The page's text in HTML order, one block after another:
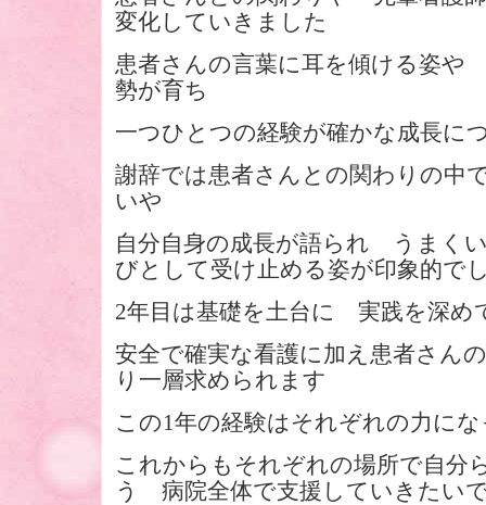
変化していきました
患者さんの言葉に耳を傾ける姿や
勢が育ち
一つひとつの経験が確かな成長に
謝辞では患者さんとの関わりの中
いや
自分自身の成長が語られ うまく
びとして受け止める姿が印象的で
2年目は基礎を土台に 実践を深め
安全で確実な看護に加え患者さん
り一層求められます
この1年の経験はそれぞれの力に
これからもそれぞれの場所で自分
う 病院全体で支援していきたい